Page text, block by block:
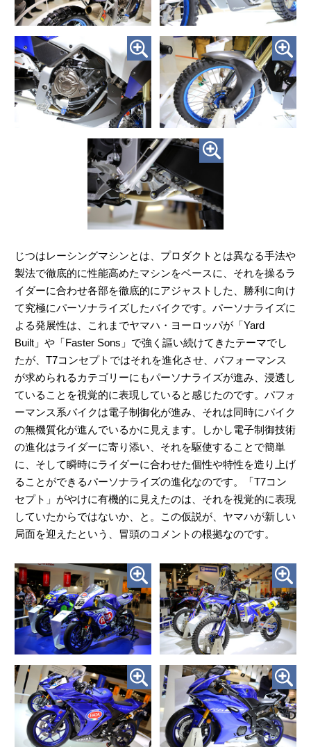
じつはレーシングマシンとは、プロダクトとは異なる手法や
製法で徹底的に性能高めたマシンをベースに、それを操るラ
イダーに合わせ各部を徹底的にアジャストした、勝利に向け
て究極にパーソナライズしたバイクです。パーソナライズに
よる発展性は、これまでヤマハ・ヨーロッパが「Yard
Built」や「Faster Sons」で強く謳い続けてきたテーマでし
たが、T7コンセプトではそれを進化させ、パフォーマンス
が求められるカテゴリーにもパーソナライズが進み、浸透し
ていることを視覚的に表現していると感じたのです。パフォ
ーマンス系バイクは電子制御化が進み、それは同時にバイク
の無機質化が進んでいるかに見えます。しかし電子制御技術
の進化はライダーに寄り添い、それを駆使することで簡単
に、そして瞬時にライダーに合わせた個性や特性を造り上げ
ることができるパーソナライズの進化なのです。「T7コン
セプト」がやけに有機的に見えたのは、それを視覚的に表現
していたからではないか、と。この仮説が、ヤマハが新しい
局面を迎えたという、冒頭のコメントの根拠なのです。